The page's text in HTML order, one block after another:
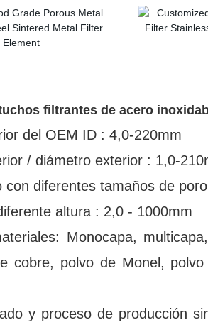
filtrantes de acero
del OEM ID : 4,0-220mm
/ diámetro exterior : 1,0-
con diferentes tamaños de
altura : 2,0 - 1000mm
Monocapa,
cobre, polvo de Monel,
y proceso de producción